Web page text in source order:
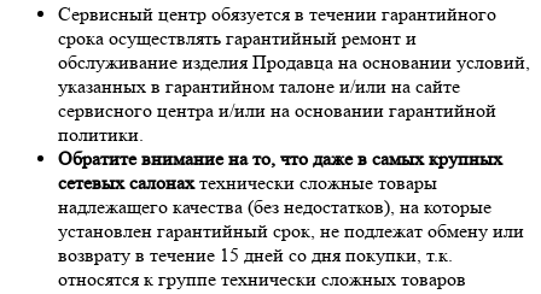
Сервисный центр обязуется в течении гарантийного
срока осуществлять гарантийный ремонт и
обслуживание изделия Продавца на основании условий,
указанных в гарантийном талоне и/или на сайте
сервисного центра и/или на основании гарантийной
политики.
Обратите внимание на то, что даже в самых крупных
сетевых салонахтехнически сложные товары
надлежащего качества (без недостатков), на которые
установлен гарантийный срок, не подлежат обмену или
возврату в течение 15 дней со дня покупки, т.к.
относятся к группе технически сложных товаров